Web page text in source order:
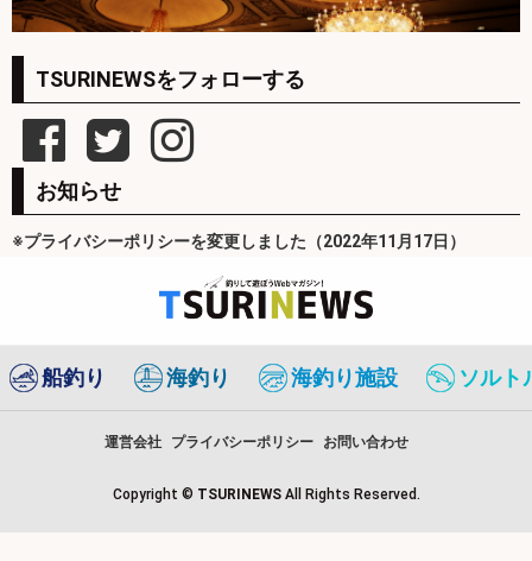
TSURINEWSをフォローする
お知らせ
※プライバシーポリシーを変更しました（2022年11月17日）
船釣り 海釣り 海釣り施設 ソルト
運営会社 プライバシーポリシー お問い合わせ
Copyright © TSURINEWS All Rights Reserved.